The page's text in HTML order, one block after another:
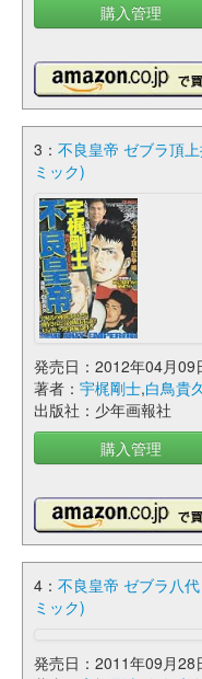
購入管理
3： 不良皇帝 ゼブラ頂
ミック)
発売日：2012年04月09
著者： 宇梶剛士,白鳥貴
出版社：少年画報社
購入管理
4： 不良皇帝 ゼブラ八
ミック)
発売日：2011年09月28